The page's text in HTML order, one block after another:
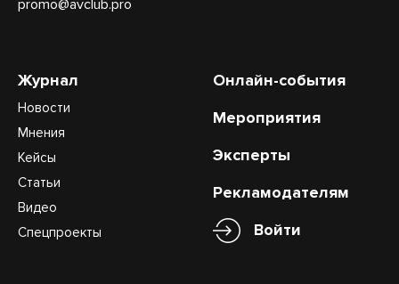
promo@avclub.pro
Журнал
Новости
Мнения
Кейсы
Статьи
Видео
Спецпроекты
Онлайн-события
Мероприятия
Эксперты
Рекламодателям
Войти